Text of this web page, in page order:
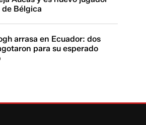
Bélgica
arrasa en Ecuador: dos
para su esperado